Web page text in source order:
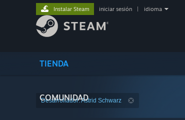
TIENDA
COMUNIDAD
Instalar Steam iniciar sesión idioma
Desarrollador: Astrid Schwarz